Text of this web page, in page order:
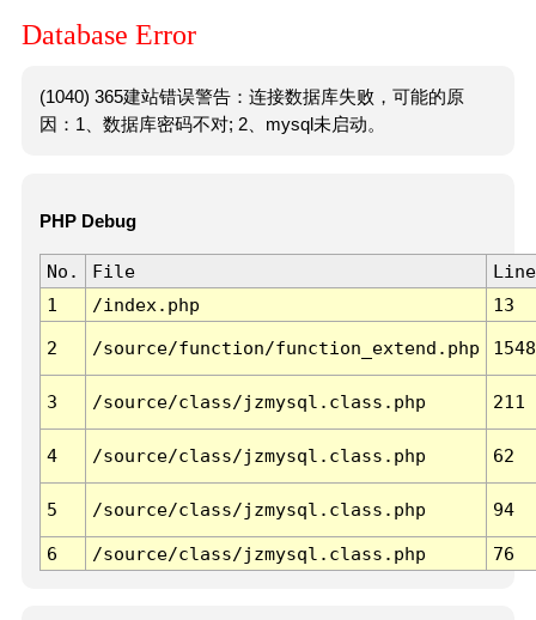
Database Error
(1040) 365建站错误警告：连接数据库失败，可能的原
因：1、数据库密码不对; 2、mysql未启动。
PHP Debug
No. File
Line
1
/index.php 13
2 /source/function/function_extend.php 1548
3 /source/class/jzmysql.class.php 211
4 /source/class/jzmysql.class.php 62
5 /source/class/jzmysql.class.php 94
6 /source/class/jzmysql.class.php 76